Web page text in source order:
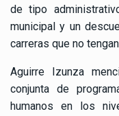
de tipo
municipal y un
carreras que no
Aguirre Izunza
conjunta de
humanos en los